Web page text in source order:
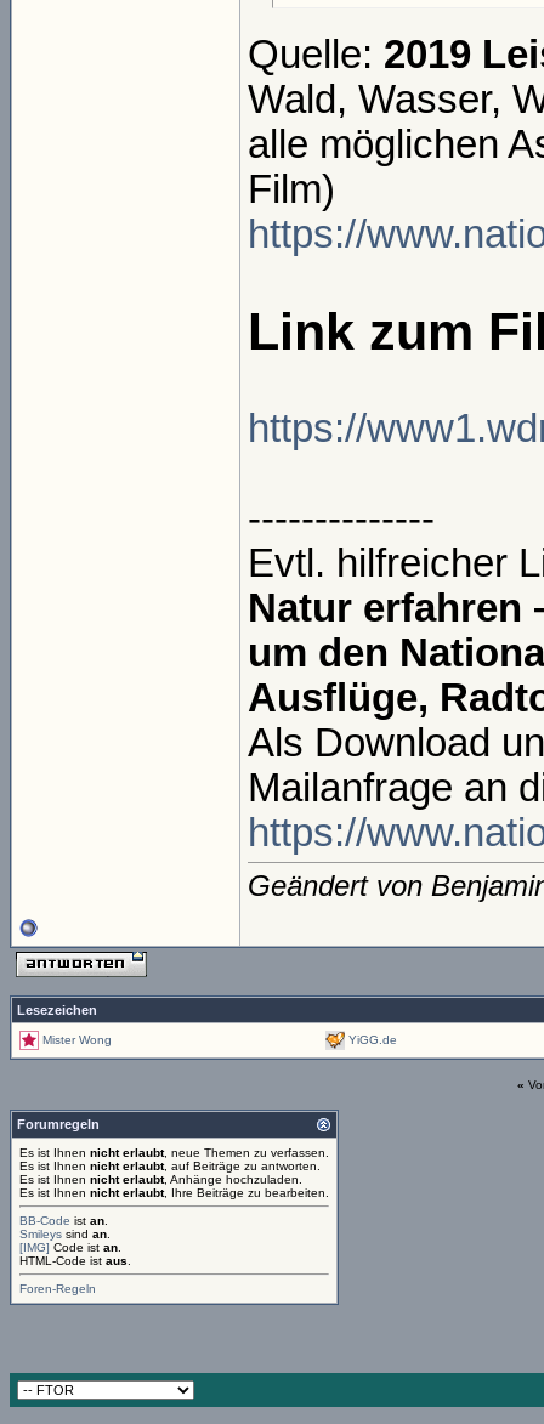
Quelle: 2019
Wald, Wasser,
alle möglichen
Film)
https://
Link zum
https://
--------------
Evtl. hilfreicher
Natur erfahren
um den
Ausflüge,
Als Download
Mailanfrage an
https://
Geändert von
Lesezeichen
Mister Wong YiGG.de
«
Forumregeln
Es ist Ihnen nicht erlaubt, neue Themen zu verfassen.
Es ist Ihnen nicht erlaubt, auf Beiträge zu antworten.
Es ist Ihnen nicht erlaubt, Anhänge hochzuladen.
Es ist Ihnen nicht erlaubt, Ihre Beiträge zu bearbeiten.
BB-Code ist an
Smileys sind an
[IMG] Code ist an
HTML-Code ist aus
Foren-Regeln